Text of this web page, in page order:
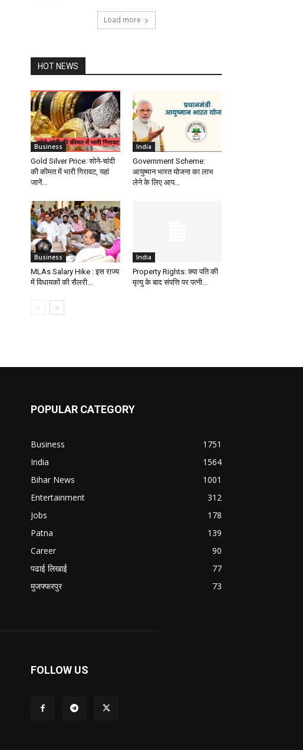
Load more
HOT NEWS
Business
Gold Silver Price: सोने-चांदी
की कीमत में भारी गिरावट, यहां
जानें...
India
Government Scheme:
आयुष्मान भारत योजना का लाभ
लेने के लिए आप...
Business
MLAs Salary Hike : इस राज्य
में विधायकों की सैलरी...
India
Property Rights: क्या पति की
मृत्यु के बाद संपत्ति पर पत्नी...
POPULAR CATEGORY
Business
1751
India
1564
Bihar News
1001
Entertainment
312
Jobs
178
Patna
139
Career
90
पढाई लिखाई
77
मुजफ्फरपुर
73
FOLLOW US